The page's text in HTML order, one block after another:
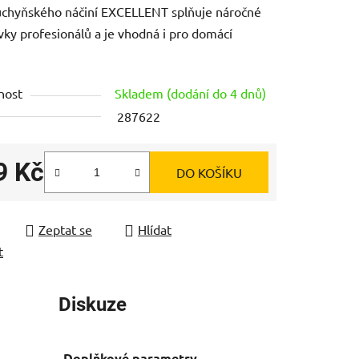
náčiní EXCELLENT splňuje náročné
profesionálů a je vhodná i pro domácí
Skladem (dodání do 4 dnů)
287622
Kč DO KOŠÍKU
Zeptat se
Hlídat
Diskuze